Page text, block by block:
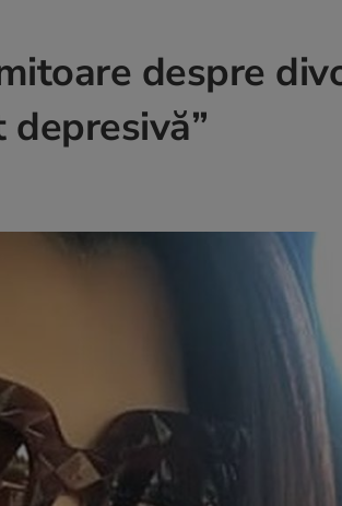
despre